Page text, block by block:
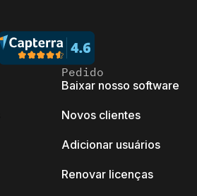
Pedido
Baixar nosso software
Novos clientes
Adicionar usuários
Renovar licenças